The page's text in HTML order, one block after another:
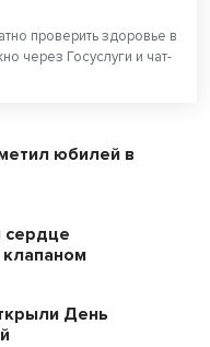
проверить здоровье в
через Госуслуги и чат-
юбилей в
сердце
День